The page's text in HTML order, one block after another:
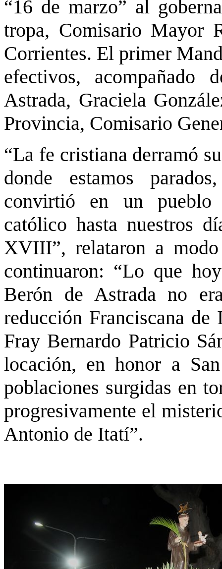
“16 de marzo” al
tropa, Comisario Mayor
Corrientes. El primer
efectivos,
Astrada, Graciela
Provincia, Comisario
“La fe cristiana derramó
donde estamos
convirtió en un pueblo
católico hasta nuestros
XVIII”, relataron a
continuaron: “Lo que
Berón de Astrada no
reducción Franciscana
Fray Bernardo Patricio
locación, en honor a
poblaciones surgidas en
progresivamente el
Antonio de Itatí”.